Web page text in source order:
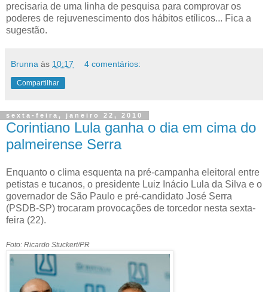
precisaria de uma linha de pesquisa para comprovar os
poderes de rejuvenescimento dos hábitos etílicos... Fica a
sugestão.
Brunna às 10:17 4 comentários:
Compartilhar
sexta-feira, janeiro 22, 2010
Corintiano Lula ganha o dia em cima do
palmeirense Serra
Enquanto o clima esquenta na pré-campanha eleitoral entre
petistas e tucanos, o presidente Luiz Inácio Lula da Silva e o
governador de São Paulo e pré-candidato José Serra
(PSDB-SP) trocaram provocações de torcedor nesta sexta-
feira (22).
Foto: Ricardo Stuckert/PR